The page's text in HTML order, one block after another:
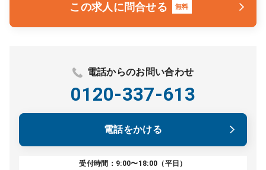
この求人に問合せる 無料
電話からのお問い合わせ
0120-337-613
電話をかける
受付時間：9:00〜18:00（平日）